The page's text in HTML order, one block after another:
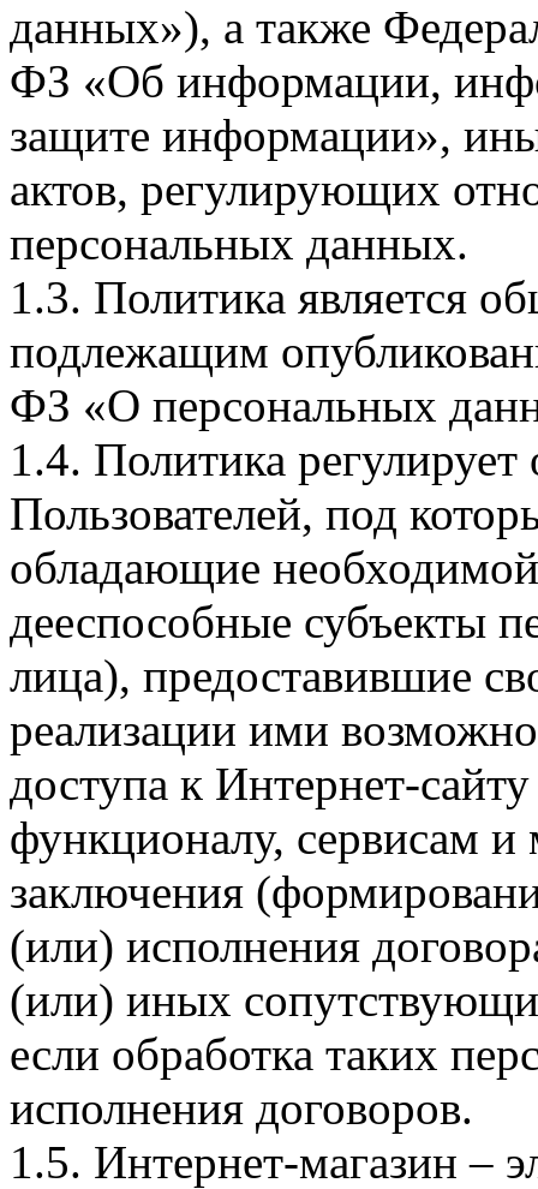
данных»), а также
ФЗ «Об информации,
защите информации»,
актов, регулирующих
персональных данных.
1.3. Политика является
подлежащим
ФЗ «О персональных
1.4. Политика
Пользователей, под
обладающие
дееспособные субъекты
лица), предоставившие
реализации ими
доступа к Интернет-
функционалу, сервисам и
заключения
(или) исполнения
(или) иных
если обработка таких
исполнения договоров.
1.5. Интернет-магазин –